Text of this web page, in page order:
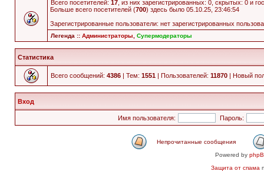
Всего посетителей: 17 , из них зарегистрированных: 0, скрытых: 0 и
Больше всего посетителей (700) здесь было 05.10.25, 23:46:54
Зарегистрированные пользователи: нет зарегистрированных
Легенда :: Администраторы Супермодераторы
Статистика
Всего сообщений: 4386 | Тем: 1551 | Пользователей: 11870 | Новый
Вход
Имя пользователя: Пароль:
Непрочитанные сообщения
Powered by
Защита от спама